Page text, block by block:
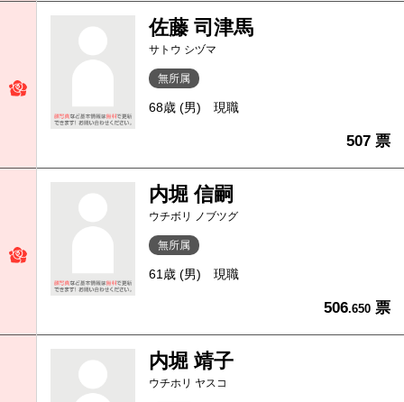
佐藤 司津馬
サトウ シヅマ
無所属
68歳 (男) 現職
507 票
内堀 信嗣
ウチボリ ノブツグ
無所属
61歳 (男) 現職
506.650 票
内堀 靖子
ウチホリ ヤスコ